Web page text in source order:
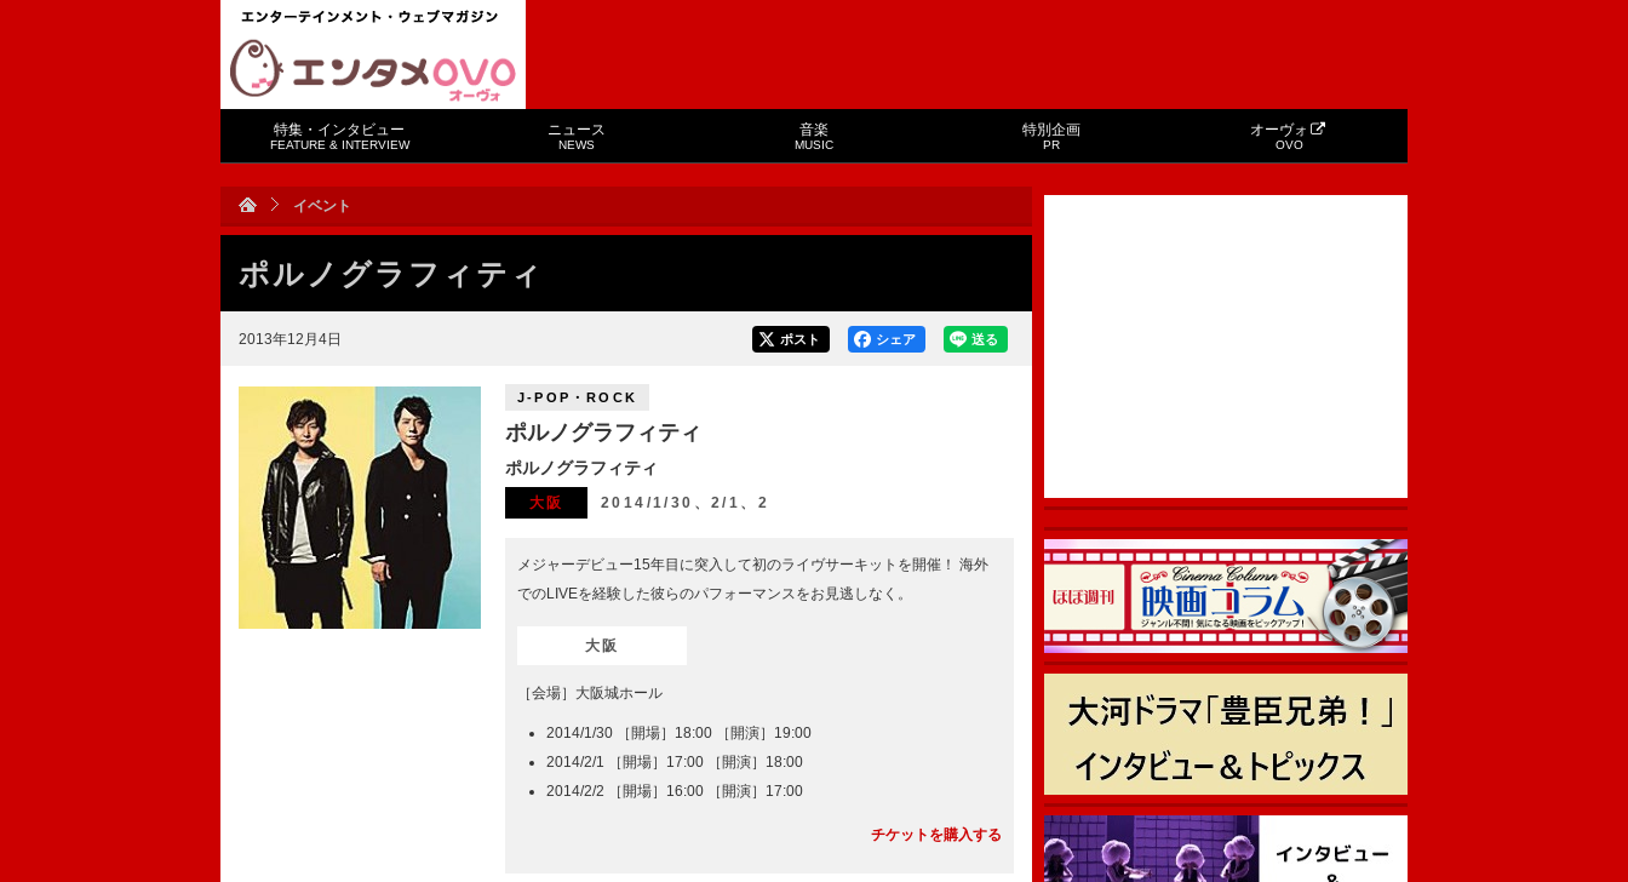
特集・インタビュー
FEATURE & INTERVIEW
ニュース
NEWS
音楽
MUSIC
特別企画
PR
オーヴォ
OVO
イベント
ポルノグラフィティ
2013年12月4日 送る
シェア
ポスト
J-POP・ROCK
ポルノグラフィティ
ポルノグラフィティ
大阪 2014/1/30、2/1、2
メジャーデビュー15年目に突入して初のライヴサーキットを開催！ 海外
でのLIVEを経験した彼らのパフォーマンスをお見逃しなく。
大阪
［会場］大阪城ホール
2014/1/30 ［開場］18:00 ［開演］19:00
2014/2/1 ［開場］17:00 ［開演］18:00
2014/2/2 ［開場］16:00 ［開演］17:00
チケットを購入する